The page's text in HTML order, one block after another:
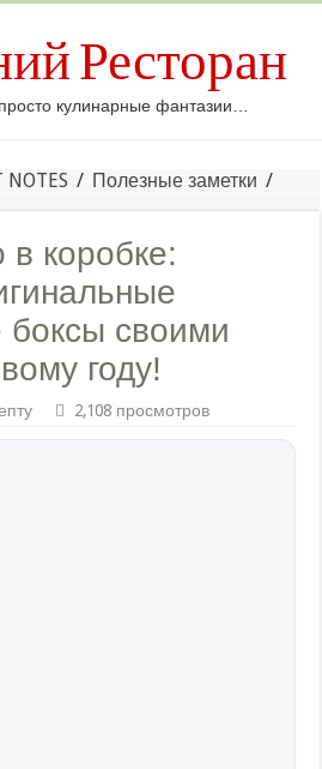
Ресторан
кулинарные фантазии…
NOTES / Полезные заметки /
коробке:
боксы своими
году!
2,108 просмотров